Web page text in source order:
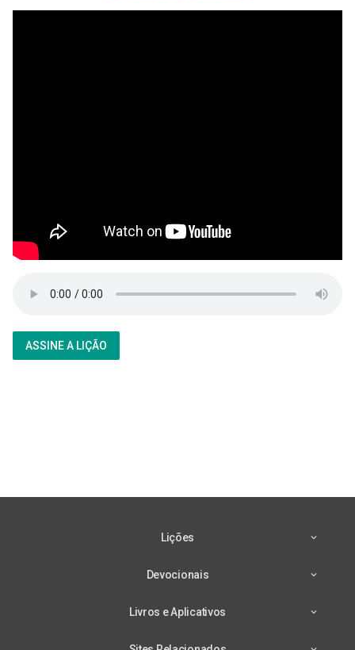
ASSINE A LIÇÃO
Lições
Devocionais
Livros e Aplicativos